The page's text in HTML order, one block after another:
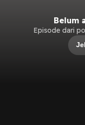
Belum
Episode dari